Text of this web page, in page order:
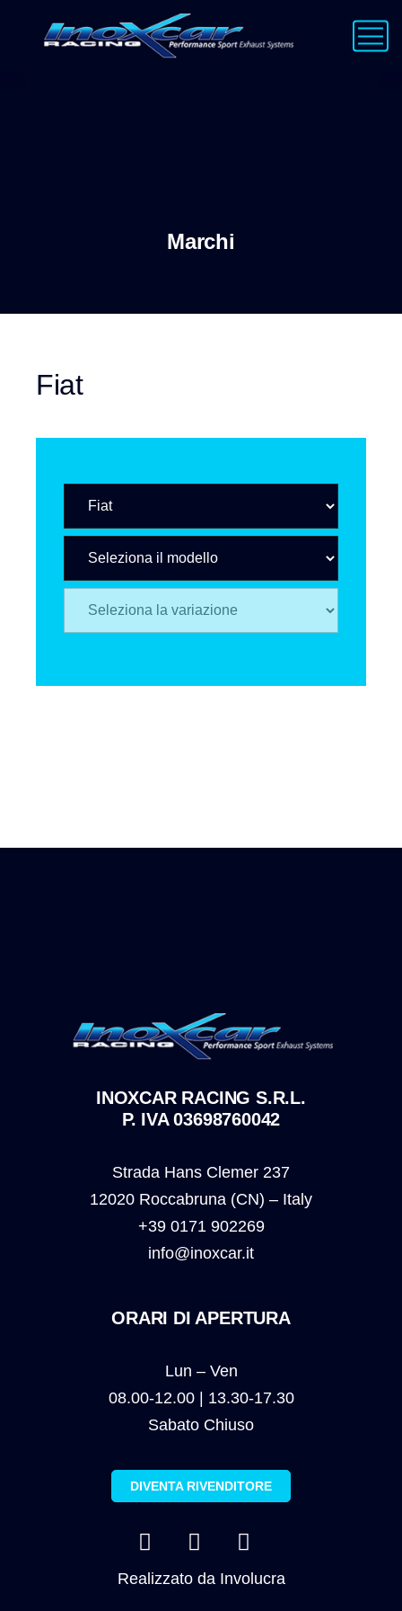
Marchi
Fiat
INOXCAR RACING S.R.L.
P. IVA 03698760042
Strada Hans Clemer 237
12020 Roccabruna (CN) – Italy
+39 0171 902269
info@inoxcar.it
ORARI DI APERTURA
Lun – Ven
08.00-12.00 | 13.30-17.30
Sabato Chiuso
DIVENTA RIVENDITORE
Realizzato da Involucra